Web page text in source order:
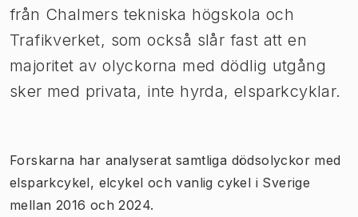
från Chalmers tekniska högskola och
Trafikverket, som också slår fast att en
majoritet av olyckorna med dödlig utgång
sker med privata, inte hyrda, elsparkcyklar.
Forskarna har analyserat samtliga dödsolyckor med
elsparkcykel, elcykel och vanlig cykel i Sverige
mellan 2016 och 2024.